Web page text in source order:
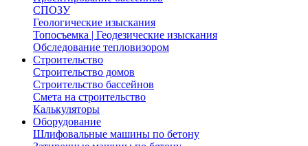
СПОЗУ
Геологические изыскания
Топосъемка | Геодезические изыскания
Обследование тепловизором
Строительство
Строительство домов
Строительство бассейнов
Смета на строительство
Калькуляторы
Оборудование
Шлифовальные машины по бетону